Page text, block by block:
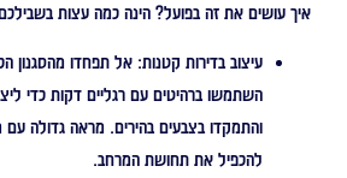
איך עושים את זה בפועל? הינה כמה עצות
עיצוב בדירות קטנות: אל תפחדו מהסגנון
השתמשו ברהיטים עם רגליים דקות כדי
והתמקדו בצבעים בהירים. מראה גדולה
להכפיל את תחושת המרחב.